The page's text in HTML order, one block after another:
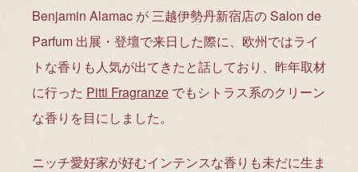
Benjamin Alamac が 三越伊勢丹新宿店の Salon de
Parfum 出展・登壇で来日した際に、欧州ではライ
トな香りも人気が出てきたと話しており、昨年取材
に行った Pitti Fragranze でもシトラス系のクリーン
な香りを目にしました。
ニッチ愛好家が好むインテンスな香りも未だに生ま